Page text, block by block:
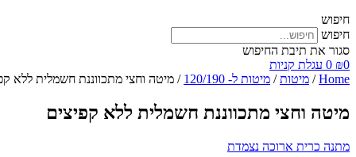
חיפוש
חיפוש
סגור את תיבת החיפוש
₪0
0 עגלת קניות
Home
/ מיטות/ מיטות ל- 120/190 / מיטה וחצי מתכווננת חשמלית ללא
מיטה וחצי מתכווננת חשמלית ללא קפיצים
מתנה כרית ארוכה נצמדת